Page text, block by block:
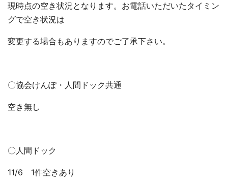
現時点の空き状況となります。お電話いただいたタイミン
グで空き状況は
変更する場合もありますのでご了承下さい。
〇協会けんぽ・人間ドック共通
空き無し
〇人間ドック
11/6 1件空きあり